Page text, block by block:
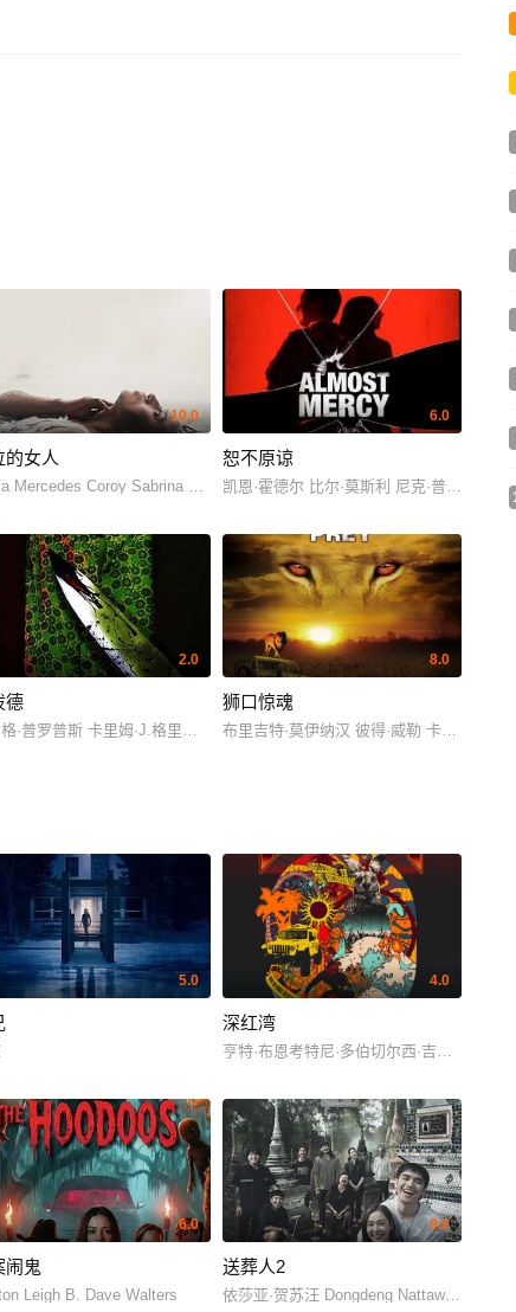
Fahr Scott Geiter Randy Herman Carla Horning Jim Horning Joseph
10.0
的女人
Mercedes Coroy Sabrina De La Hoz Margarita Kenéfic Julio Diaz
6.0
恕不原谅
凯恩·霍德尔 比尔·莫斯利 尼克·普林西比 杰
瑞 西塞尔·帕克 Nosher
2.0
德
·普罗普斯 卡里姆·J.格里梅斯 维尔·贝布林克 西娅·吉尔 库尔特·克劳斯
8.0
狮口惊魂
布里吉特·莫伊纳汉 彼得·威勒 卡莉·许洛德
5.0 4.0
深红湾
亨特·布恩考特尼·多伯切尔西·吉尔森
6.0
闹鬼
Leigh B. Dave Walters
9.0
送葬人2
依莎亚·贺苏汪 Dongdeng Nattawut